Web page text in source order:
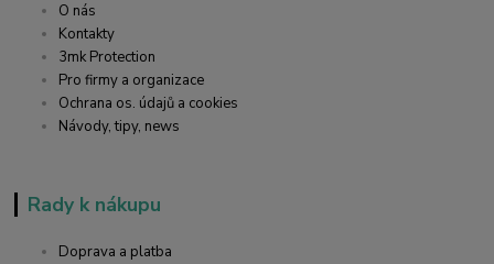
O nás
Kontakty
3mk Protection
Pro firmy a organizace
Ochrana os. údajů a cookies
Návody, tipy, news
Rady k nákupu
Doprava a platba